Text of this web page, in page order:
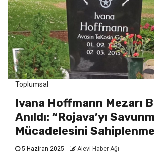
Toplumsal
Ivana Hoffmann Mezarı
Anıldı: “Rojava’yı
Mücadelesini
5 Haziran 2025 Alevi Haber Ağı